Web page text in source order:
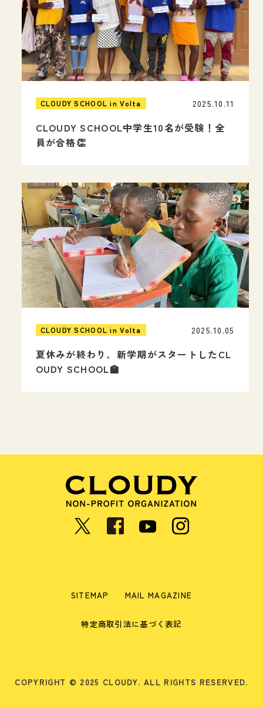
CLOUDY SCHOOL in Volta
CLOUDY SCHOOL中学生10名が受験！全
員が合格👏
2025.10.11
CLOUDY SCHOOL in Volta
夏休みが終わり、新学期がスタートしたCL
OUDY SCHOOL🏫
2025.10.05
SITEMAP MAIL MAGAZINE
特定商取引法に基づく表記
COPYRIGHT © 2025 CLOUDY. ALL RIGHTS RESERVED.